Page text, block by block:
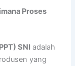
Proses
SNI adalah
yang